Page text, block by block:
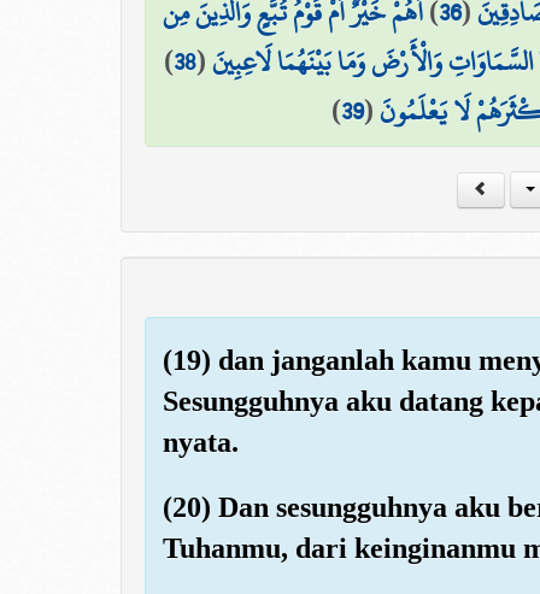
(
36
)أَهُمْ خَيْرٌ أَمْ قَوْمُ تُبَّعٍ وَالَّذِينَ مِن
وَالْأَرْضَ وَمَا بَيْنَهُمَا لَاعِبِينَ(
38
)
لَا يَعْلَمُونَ(
39
)
(19) dan janganlah kamu
Sesungguhnya aku datang
nyata.
(20) Dan sesungguhnya aku
Tuhanmu, dari keinginanmu